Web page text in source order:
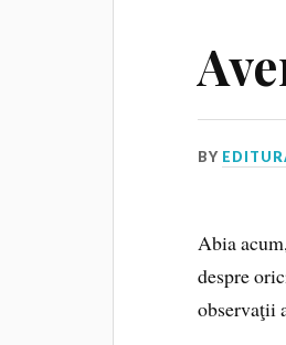
BY
Abia
despre
observaţii